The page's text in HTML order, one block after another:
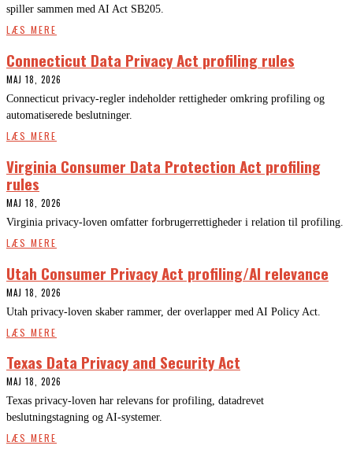
spiller sammen med AI Act SB205.
LÆS MERE
Connecticut Data Privacy Act profiling rules
MAJ 18, 2026
Connecticut privacy-regler indeholder rettigheder omkring profiling og
automatiserede beslutninger.
LÆS MERE
Virginia Consumer Data Protection Act profiling
rules
MAJ 18, 2026
Virginia privacy-loven omfatter forbrugerrettigheder i relation til profiling.
LÆS MERE
Utah Consumer Privacy Act profiling/AI relevance
MAJ 18, 2026
Utah privacy-loven skaber rammer, der overlapper med AI Policy Act.
LÆS MERE
Texas Data Privacy and Security Act
MAJ 18, 2026
Texas privacy-loven har relevans for profiling, datadrevet
beslutningstagning og AI-systemer.
LÆS MERE